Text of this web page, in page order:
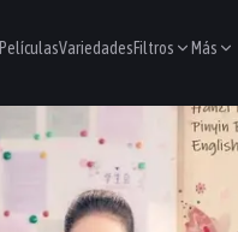
PelículasVariedadesFiltros Más